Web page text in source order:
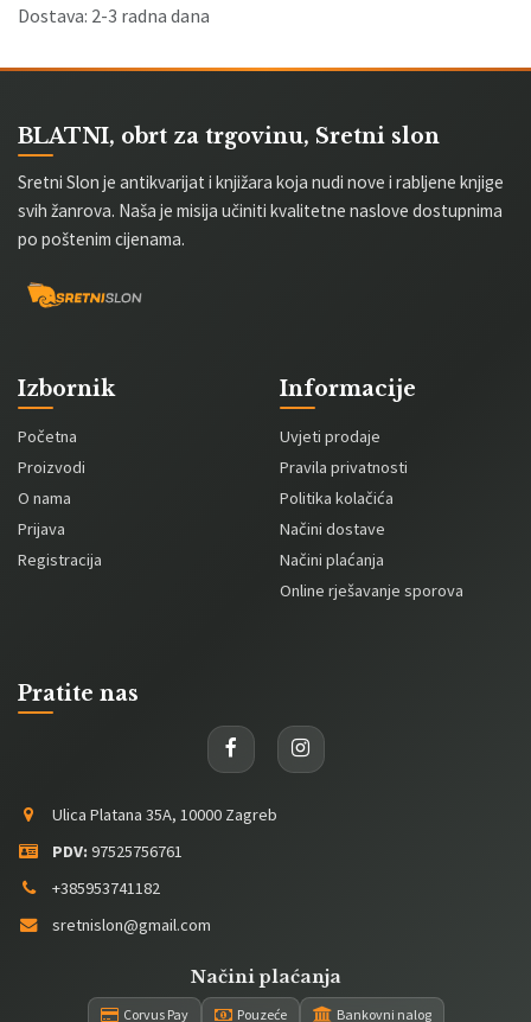
Dostava: 2-3 radna dana
BLATNI, obrt za trgovinu, Sretni slon
Sretni Slon je antikvarijat i knjižara koja nudi nove i rabljene knjige
svih žanrova. Naša je misija učiniti kvalitetne naslove dostupnima
po poštenim cijenama.
Izbornik
Početna
Proizvodi
O nama
Prijava
Registracija
Informacije
Uvjeti prodaje
Pravila privatnosti
Politika kolačića
Načini dostave
Načini plaćanja
Online rješavanje sporova
Pratite nas
Ulica Platana 35A, 10000 Zagreb
PDV: 97525756761
+385953741182
sretnislon@gmail.com
Načini plaćanja
Corvus Pay Pouzeće Bankovni nalog